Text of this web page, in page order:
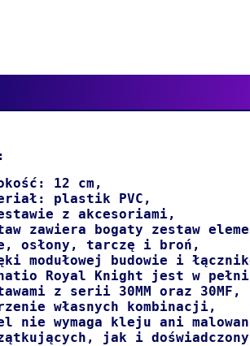
12 cm,
plastik PVC,
z akcesoriami,
zawiera bogaty zestaw
osłony, tarczę i broń,
modułowej budowie i
Royal Knight jest w
z serii 30MM oraz 30MF ,
własnych kombinacji,
nie wymaga kleju ani
jak i